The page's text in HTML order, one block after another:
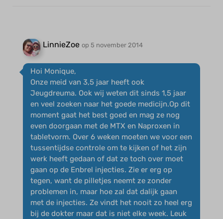
LinnieZoe op 5 november 2014
Hoi Monique,
Onze meid van 3,5 jaar heeft ook
Jeugdreuma. Ook wij weten dit sinds 1,5 jaar
en veel zoeken naar het goede medicijn.Op dit
moment gaat het best goed en mag ze nog
even doorgaan met de MTX en Naproxen in
tabletvorm. Over 6 weken moeten we voor een
tussentijdse controle om te kijken of het zijn
werk heeft gedaan of dat ze toch over moet
gaan op de Enbrel injecties. Zie er erg op
tegen, want de pilletjes neemt ze zonder
problemen in, maar hoe zal dat dalijk gaan
met de injecties. Ze vindt het nooit zo heel erg
bij de dokter maar dat is niet elke week. Leuk